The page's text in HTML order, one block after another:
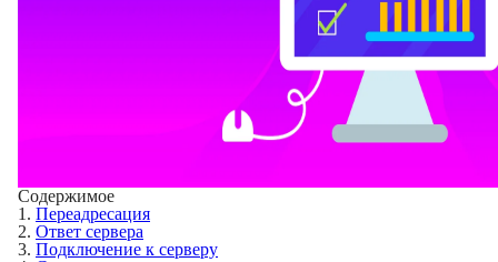
Содержимое
1. Переадресация
2. Ответ сервера
3. Подключение к серверу